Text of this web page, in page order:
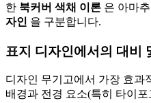
한 북커버 색채 이론 은 아마
자인 을 구분합니다.
표지 디자인에서의 대비
디자인 무기고에서 가장 효과
배경과 전경 요소(특히 타이